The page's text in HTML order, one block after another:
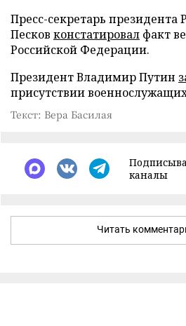
Пресс-секретарь
Песков констатировал факт
Российской Федерации.
Президент Владимир Путин
присутствии
Текст: Вера Басилая
каналы
Читать